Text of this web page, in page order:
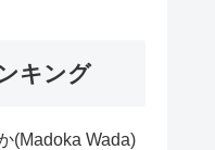
キング
(Madoka Wada)